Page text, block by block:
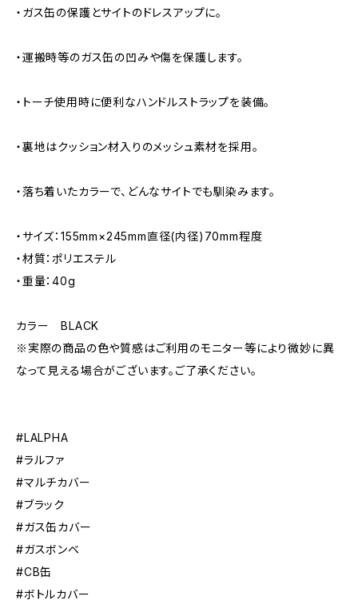
・ガス缶の保護とサイトのドレスアップに。
・運搬時等のガス缶の凹みや傷を保護します。
・トーチ使用時に便利なハンドルストラップを装備。
・裏地はクッション材入りのメッシュ素材を採用。
・落ち着いたカラーで、どんなサイトでも馴染みます。
・サイズ：155mm×245mm直径(内径)70mm程度
・材質：ポリエステル
・重量：40g
カラー BLACK
※実際の商品の色や質感はご利用のモニター等により微妙に異
なって見える場合がございます。ご了承ください。
#LALPHA
#ラルファ
#マルチカバー
#ブラック
#ガス缶カバー
#ガスボンベ
#CB缶
#ボトルカバー